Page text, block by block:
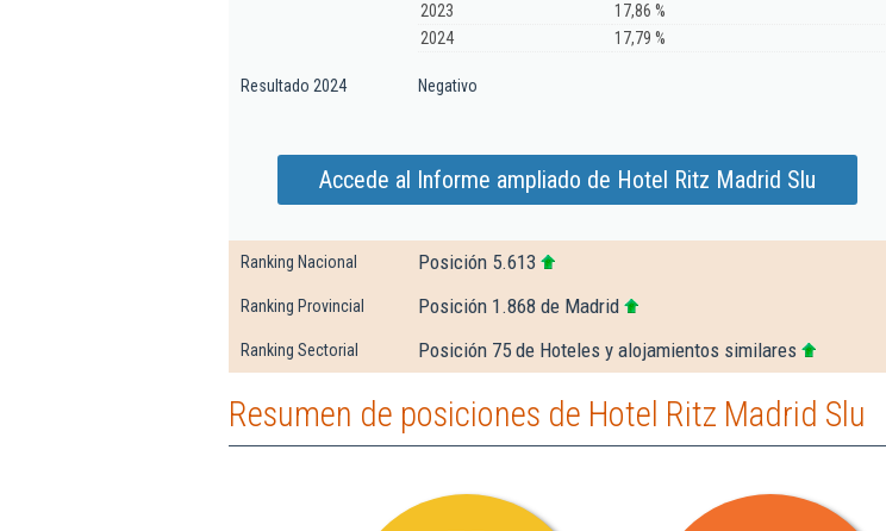
2023
17,86 %
2024
17,79 %
Resultado 2024 Negativo
Accede al Informe ampliado de Hotel Ritz Madrid Slu
Ranking Nacional Posición 5.613
Ranking Provincial Posición 1.868 de Madrid
Ranking Sectorial Posición 75 de Hoteles y alojamientos similares
Resumen de posiciones de Hotel Ritz Madrid Slu